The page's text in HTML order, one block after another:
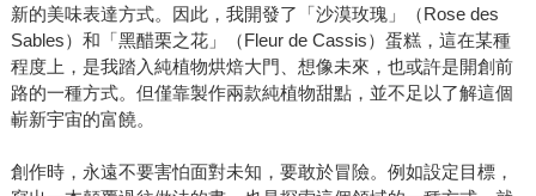
新的美味表達方式。因此，我開發了「沙漠玫瑰」（Rose des
Sables）和「黑醋栗之花」（Fleur de Cassis）蛋糕，這在某種
程度上，是我踏入純植物烘焙大門、想像未來，也或許是開創前
路的一種方式。但僅靠製作兩款純植物甜點，並不足以了解這個
嶄新宇宙的富饒。
創作時，永遠不要害怕面對未知，要敢於冒險。例如設定目標，